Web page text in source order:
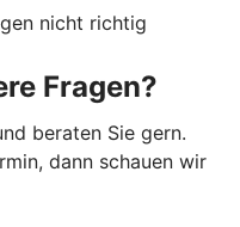
nicht richtig
Fragen?
beraten Sie gern.
dann schauen wir